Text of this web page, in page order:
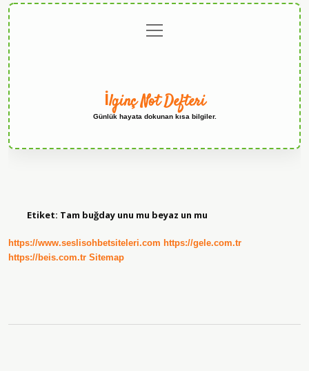
menüyü
aç
İlginç Not Defteri
Günlük hayata dokunan kısa bilgiler.
Etiket: Tam buğday unu mu beyaz un mu
https://www.seslisohbetsiteleri.com https://gele.com.tr
https://beis.com.tr Sitemap